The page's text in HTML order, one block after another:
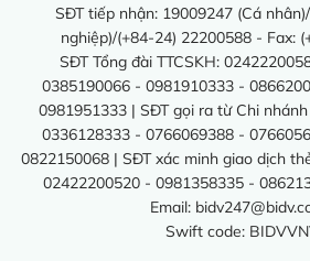
SĐT tiếp nhận: 19009247 (Cá
nghiệp)/(+84-24) 22200588 - Fax:
SĐT Tổng đài TTCSKH:
0385190066 - 0981910333 -
0981951333 | SĐT gọi ra từ Chi
0336128333 - 0766069388 -
0822150068 | SĐT xác minh giao dịch
02422200520 - 0981358335 -
Email:
Swift code: